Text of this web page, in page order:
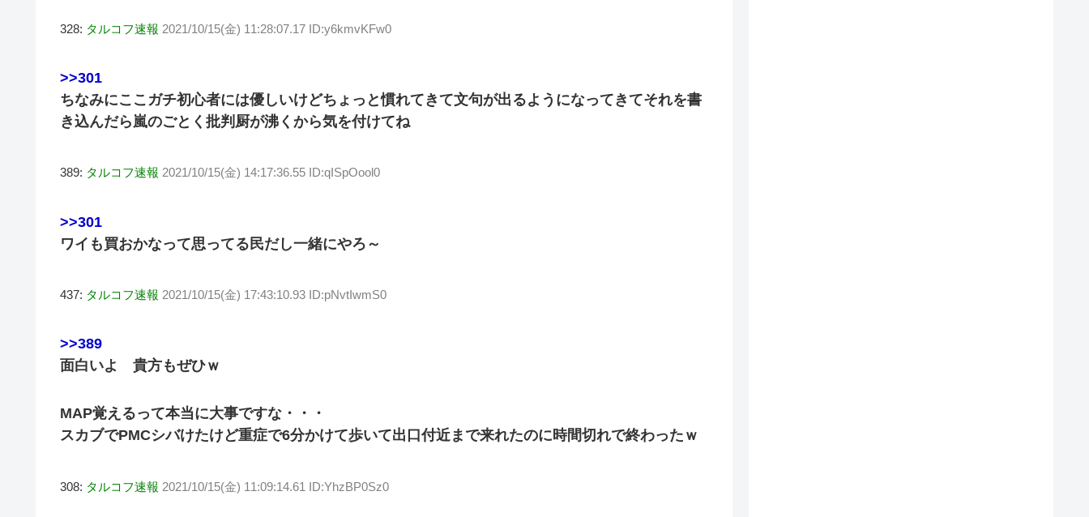
328: タルコフ速報 2021/10/15(金) 11:28:07.17 ID:y6kmvKFw0
>>301
ちなみにここガチ初心者には優しいけどちょっと慣れてきて文句が出るようになってきてそれを書
き込んだら嵐のごとく批判厨が沸くから気を付けてね
389: タルコフ速報 2021/10/15(金) 14:17:36.55 ID:qISpOool0
>>301
ワイも買おかなって思ってる民だし一緒にやろ～
437: タルコフ速報 2021/10/15(金) 17:43:10.93 ID:pNvtIwmS0
>>389
面白いよ 貴方もぜひｗ
MAP覚えるって本当に大事ですな・・・
スカブでPMCシバけたけど重症で6分かけて歩いて出口付近まで来れたのに時間切れで終わったｗ
308: タルコフ速報 2021/10/15(金) 11:09:14.61 ID:YhzBP0Sz0